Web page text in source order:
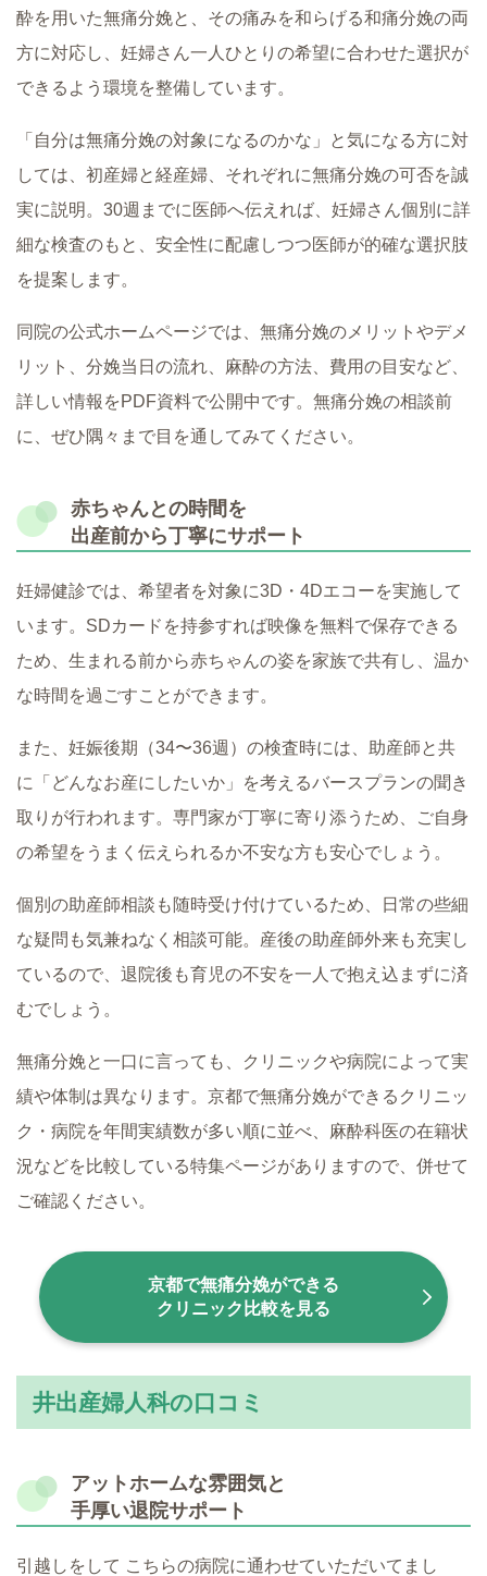
酔を用いた無痛分娩と、その痛みを和らげる和痛分娩の両
方に対応し、妊婦さん一人ひとりの希望に合わせた選択が
できるよう環境を整備しています。
「自分は無痛分娩の対象になるのかな」と気になる方に対
しては、初産婦と経産婦、それぞれに無痛分娩の可否を誠
実に説明。30週までに医師へ伝えれば、妊婦さん個別に詳
細な検査のもと、安全性に配慮しつつ医師が的確な選択肢
を提案します。
同院の公式ホームページでは、無痛分娩のメリットやデメ
リット、分娩当日の流れ、麻酔の方法、費用の目安など、
詳しい情報をPDF資料で公開中です。無痛分娩の相談前
に、ぜひ隅々まで目を通してみてください。
赤ちゃんとの時間を
出産前から丁寧にサポート
妊婦健診では、希望者を対象に3D・4Dエコーを実施して
います。SDカードを持参すれば映像を無料で保存できる
ため、生まれる前から赤ちゃんの姿を家族で共有し、温か
な時間を過ごすことができます。
また、妊娠後期（34〜36週）の検査時には、助産師と共
に「どんなお産にしたいか」を考えるバースプランの聞き
取りが行われます。専門家が丁寧に寄り添うため、ご自身
の希望をうまく伝えられるか不安な方も安心でしょう。
個別の助産師相談も随時受け付けているため、日常の些細
な疑問も気兼ねなく相談可能。産後の助産師外来も充実し
ているので、退院後も育児の不安を一人で抱え込まずに済
むでしょう。
無痛分娩と一口に言っても、クリニックや病院によって実
績や体制は異なります。京都で無痛分娩ができるクリニッ
ク・病院を年間実績数が多い順に並べ、麻酔科医の在籍状
況などを比較している特集ページがありますので、併せて
ご確認ください。
京都で無痛分娩ができる
クリニック比較を見る
井出産婦人科の口コミ
アットホームな雰囲気と
手厚い退院サポート
引越しをして こちらの病院に通わせていただいてまし